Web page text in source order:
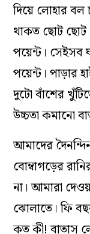
দিয়ে লোহার বল
থাকত ছোট ছোট
পয়েন্ট।
পয়েন্ট। পাড়ার
দুটো বাঁশের
উচ্চতা কমানো
আমাদের
বোম্বাগড়ের
না। আমারা
ঝোলাতে। ফি
কত কী! বাতাস